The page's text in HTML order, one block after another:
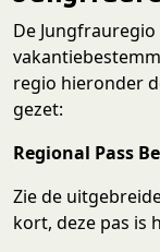
De
regio hieronder
gezet:
Regional Pass
Zie de
kort, deze pas is